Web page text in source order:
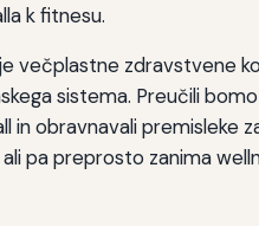
k fitnesu.
večplastne zdravstvene
sistema. Preučili
in obravnavali premisleke
pa preprosto zanima